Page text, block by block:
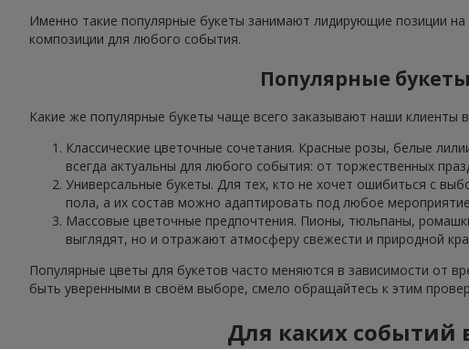
Именно такие популярные букеты занимают лидирующие позиции
композиции для любого события.
Популярные
Какие же популярные букеты чаще всего заказывают наши клиенты
Классические цветочные сочетания. Красные розы, белые
всегда актуальны для любого события: от торжественных
Универсальные букеты. Для тех, кто не хочет ошибиться с
пола, а их состав можно адаптировать под любое
Массовые цветочные предпочтения. Пионы, тюльпаны,
выглядят, но и отражают атмосферу свежести и природной
Популярные цветы для букетов часто меняются в зависимости от
быть уверенными в своём выборе, смело обращайтесь к этим
Для каких событий